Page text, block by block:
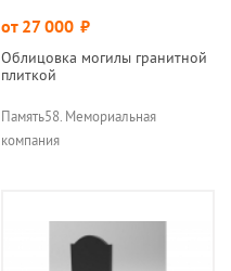
от 27 000 руб.
Облицовка могилы гранитной
плиткой
Память58. Мемориальная
компания